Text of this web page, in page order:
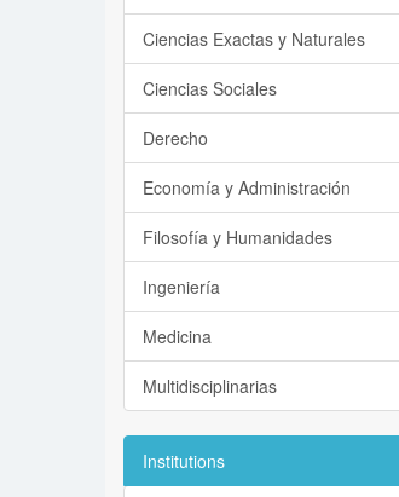
Ciencias Exactas y Naturales
Ciencias Sociales
Derecho
Economía y Administración
Filosofía y Humanidades
Ingeniería
Medicina
Multidisciplinarias
Institutions